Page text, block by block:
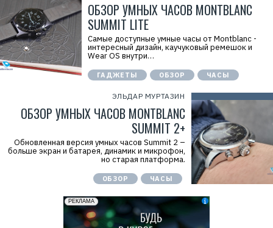
ОБЗОР УМНЫХ ЧАСОВ MONTBLANC
SUMMIT LITE
Самые доступные умные часы от Montblanc -
интересный дизайн, каучуковый ремешок и
Wear OS внутри…
ГАДЖЕТЫ ОБЗОР ЧАСЫ
ЭЛЬДАР МУРТАЗИН
ОБЗОР УМНЫХ ЧАСОВ MONTBLANC
SUMMIT 2+
Обновленная версия умных часов Summit 2 –
больше экран и батарея, динамик и микрофон,
но старая платформа.
ОБЗОР ЧАСЫ